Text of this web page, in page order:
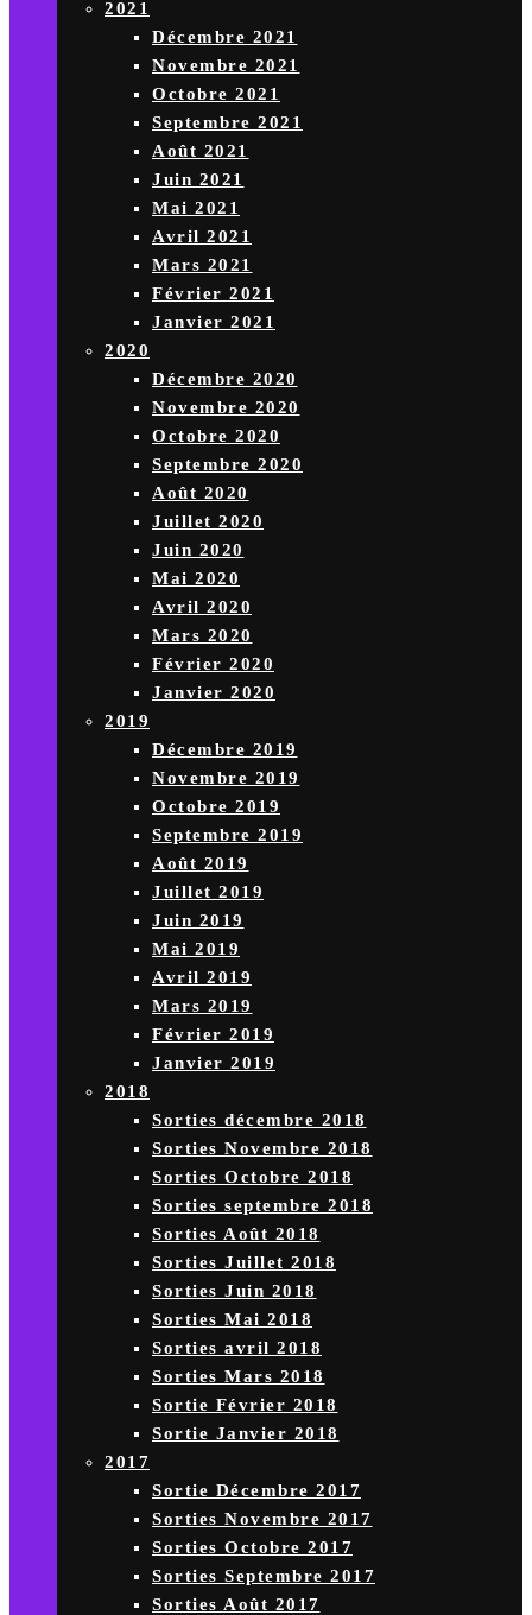
2021
Décembre 2021
Novembre 2021
Octobre 2021
Septembre 2021
Août 2021
Juin 2021
Mai 2021
Avril 2021
Mars 2021
Février 2021
Janvier 2021
2020
Décembre 2020
Novembre 2020
Octobre 2020
Septembre 2020
Août 2020
Juillet 2020
Juin 2020
Mai 2020
Avril 2020
Mars 2020
Février 2020
Janvier 2020
2019
Décembre 2019
Novembre 2019
Octobre 2019
Septembre 2019
Août 2019
Juillet 2019
Juin 2019
Mai 2019
Avril 2019
Mars 2019
Février 2019
Janvier 2019
2018
Sorties décembre 2018
Sorties Novembre 2018
Sorties Octobre 2018
Sorties septembre 2018
Sorties Août 2018
Sorties Juillet 2018
Sorties Juin 2018
Sorties Mai 2018
Sorties avril 2018
Sorties Mars 2018
Sortie Février 2018
Sortie Janvier 2018
2017
Sortie Décembre 2017
Sorties Novembre 2017
Sorties Octobre 2017
Sorties Septembre 2017
Sorties Août 2017